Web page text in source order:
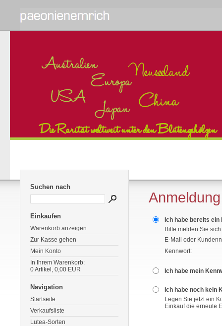
Suchen nach
Einkaufen
Warenkorb anzeigen
Zur Kasse gehen
Mein Konto
In Ihrem Warenkorb:
0Artikel, 0,00 EUR
Navigation
Startseite
Verkaufsliste
Lutea-Sorten
Anmeldung
Ich habe bereits ein
Bitte melden Sie
E-Mail oder
Kennwort:
Ich habe mein
Ich habe noch kein
Legen Sie jetzt ein
Einkauf die erneute